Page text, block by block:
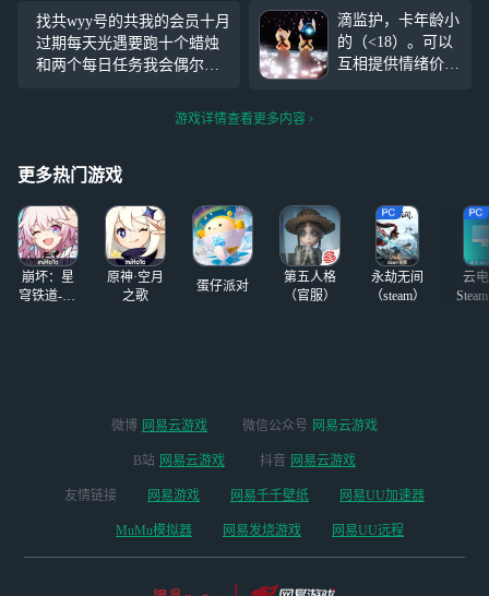
是自设和oc
0万还她……呵，哭被说是装
给她看的，那当初生我干什
么啊……养不了养不起就别
要啊
找共wyy号的共我的会员十月
过期每天光遇要跑十个蜡烛
和两个每日任务我会偶尔上
如果要玩光遇的话只能玩我
滴监护，卡年龄小
的（<18）。可以
互相提供情绪价
的，算是半萌新，
我不用你天天带我
跑图，因为我自己
也要带
游戏详情查看更多内容
更多热门游戏
崩坏：星
穹铁道-4.4
原神·空月
之歌
蛋仔派对
第五人格
（官服）
永劫无间
（steam）
云
微博 网易云游戏 微信公众号 网易云游戏
B站 网易云游戏 抖音 网易云游戏
友情链接 网易游戏 网易千千壁纸 网易UU加速器
MuMu模拟器 网易发烧游戏 网易UU远程